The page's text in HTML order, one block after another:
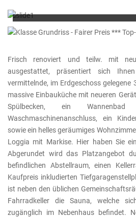
Frisch renoviert und teilw. mit
ausgestattet, präsentiert sich
vermittelnde, im Erdgeschoss gelegene
massive Einbauküche mit neueren
Spülbecken, ein
Waschmaschinenanschluss, ein
sowie ein helles geräumiges
Loggia mit Markise. Hier haben Sie
Abgerundet wird das Platzangebot
befindlichen Abstellraum, einen
Kaufpreis inkludierten
ist neben den üblichen
Fahrradkeller die Sauna, welche
zugänglich im Nebenhaus befindet.